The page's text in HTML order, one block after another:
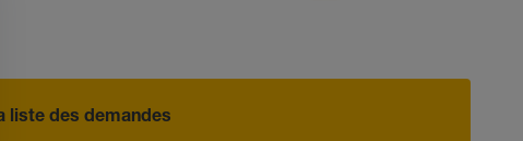
liste des demandes